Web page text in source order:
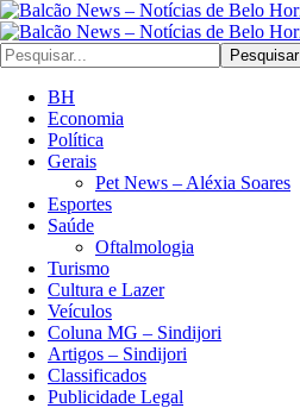
Pesquisar
BH
Economia
Política
Gerais
Pet News – Aléxia Soares
Esportes
Saúde
Oftalmologia
Turismo
Cultura e Lazer
Veículos
Coluna MG – Sindijori
Artigos – Sindijori
Classificados
Publicidade Legal